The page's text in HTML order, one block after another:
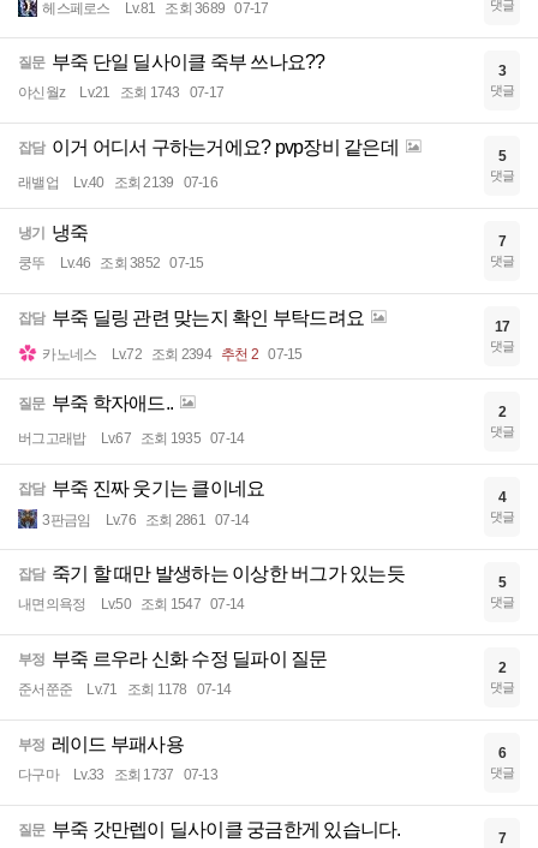
헤스페로스 Lv.81 조회 3689 07-17 댓글
질문 부죽 단일 딜사이클 죽부 쓰나요??
야신월z Lv.21 조회 1743 07-17
3
댓글
잡담 이거 어디서 구하는거에요? pvp장비 같은데
래밸업 Lv.40 조회 2139 07-16
5
댓글
냉기 냉죽
쿵뚜 Lv.46 조회 3852 07-15
7
댓글
잡담 부죽 딜링 관련 맞는지 확인 부탁드려요
카노네스 Lv.72 조회 2394 추천 2 07-15
17
댓글
질문 부죽 학자애드..
버그고래밥 Lv.67 조회 1935 07-14
2
댓글
잡담 부죽 진짜 웃기는 클이네요
3판금임 Lv.76 조회 2861 07-14
4
댓글
잡담 죽기 할 때만 발생하는 이상한 버그가 있는듯
내면의욕정 Lv.50 조회 1547 07-14
5
댓글
부정 부죽 르우라 신화 수정 딜파이 질문
준서쭌준 Lv.71 조회 1178 07-14
2
댓글
부정 레이드 부패사용
다구마 Lv.33 조회 1737 07-13
6
댓글
질문 부죽 갓만렙이 딜사이클 궁금한게 있습니다. 7